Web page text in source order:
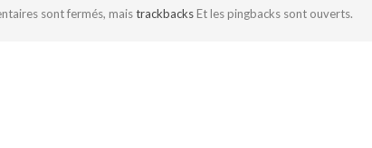
sont fermés, maistrackbacks Et les pingbacks sont ouverts.